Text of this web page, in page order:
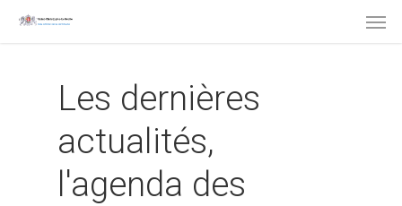
Skip
Les dernières
actualités,
l'agenda des